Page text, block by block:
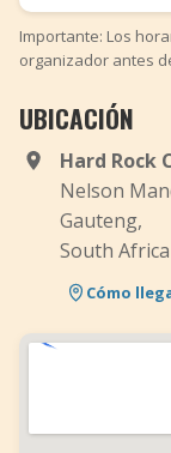
Importante: Los
organizador antes
UBICACIÓN
Hard Rock
Nelson
Gauteng,
South Africa
Cómo